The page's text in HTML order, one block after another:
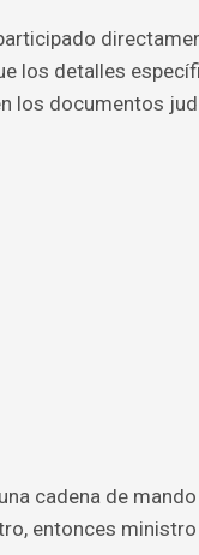
los detalles
los documentos
cadena de
entonces ministro